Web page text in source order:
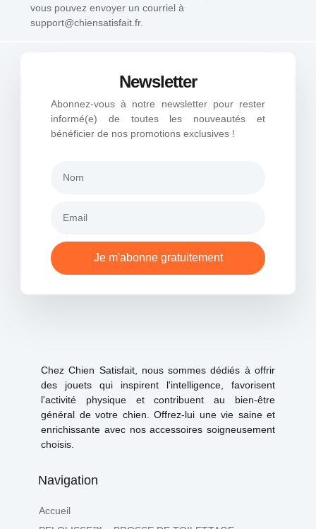
vous pouvez envoyer un courriel à
support@chiensatisfait.fr.
Newsletter
Abonnez-vous à notre newsletter pour rester
informé(e) de toutes les nouveautés et
bénéficier de nos promotions exclusives !
Je m'abonne gratuitement
Chez Chien Satisfait, nous sommes dédiés à offrir
des jouets qui inspirent l'intelligence, favorisent
l'activité physique et contribuent au bien-être
général de votre chien. Offrez-lui une vie saine et
enrichissante avec nos accessoires soigneusement
choisis.
Navigation
Accueil